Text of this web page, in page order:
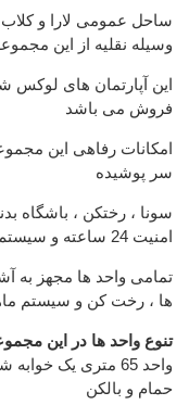
وسیله نقلیه از این
فروش می باشد
امکانات رفاهی این
سر پوشیده
سونا ، رختکن ، باشگاه
امنیت 24 ساعته و سیستم هوشمند مدار بسته می باشد
تمامی واحد ها مجهز به
ها ، رخت کن و سیستم
:تنوع واحد ها در این
واحد 65 متری یک
حمام و بالکن